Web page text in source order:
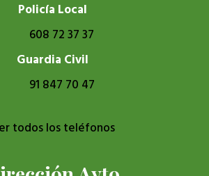
Policía Local
608 72 37 37
Guardia Civil
91 847 70 47
todos los teléfonos